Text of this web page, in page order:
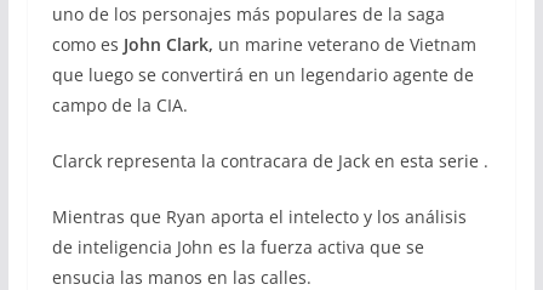
uno de los personajes más populares de la saga
como es John Clark, un marine veterano de Vietnam
que luego se convertirá en un legendario agente de
campo de la CIA.
Clarck representa la contracara de Jack en esta serie .
Mientras que Ryan aporta el intelecto y los análisis
de inteligencia John es la fuerza activa que se
ensucia las manos en las calles.